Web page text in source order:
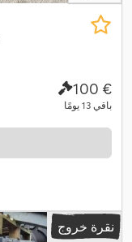
‏100 €
باقي 13 يومًا
نقرة خروج